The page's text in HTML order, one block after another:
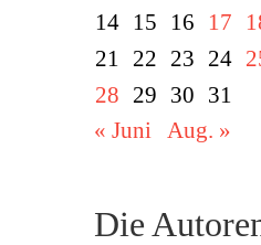
14 15 16 17
21
22 23 24
28 29 30 31
« Juni
Aug. »
Die